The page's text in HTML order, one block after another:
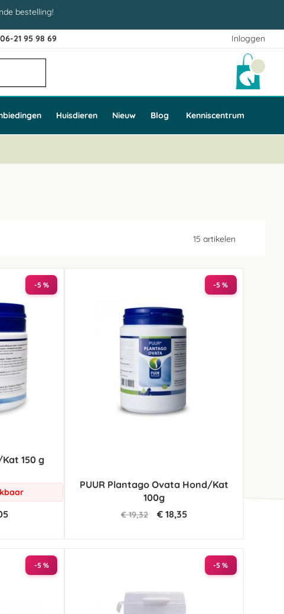
bestelling!
Inloggen
06-21 95 98 69
Huisdieren Nieuw Blog Kenniscentrum
15 artikelen
-5 %
150 g
-5 %
PUUR Plantago Ovata Hond/Kat
100g
€ 19,32 € 18,35
-5 % -5 %